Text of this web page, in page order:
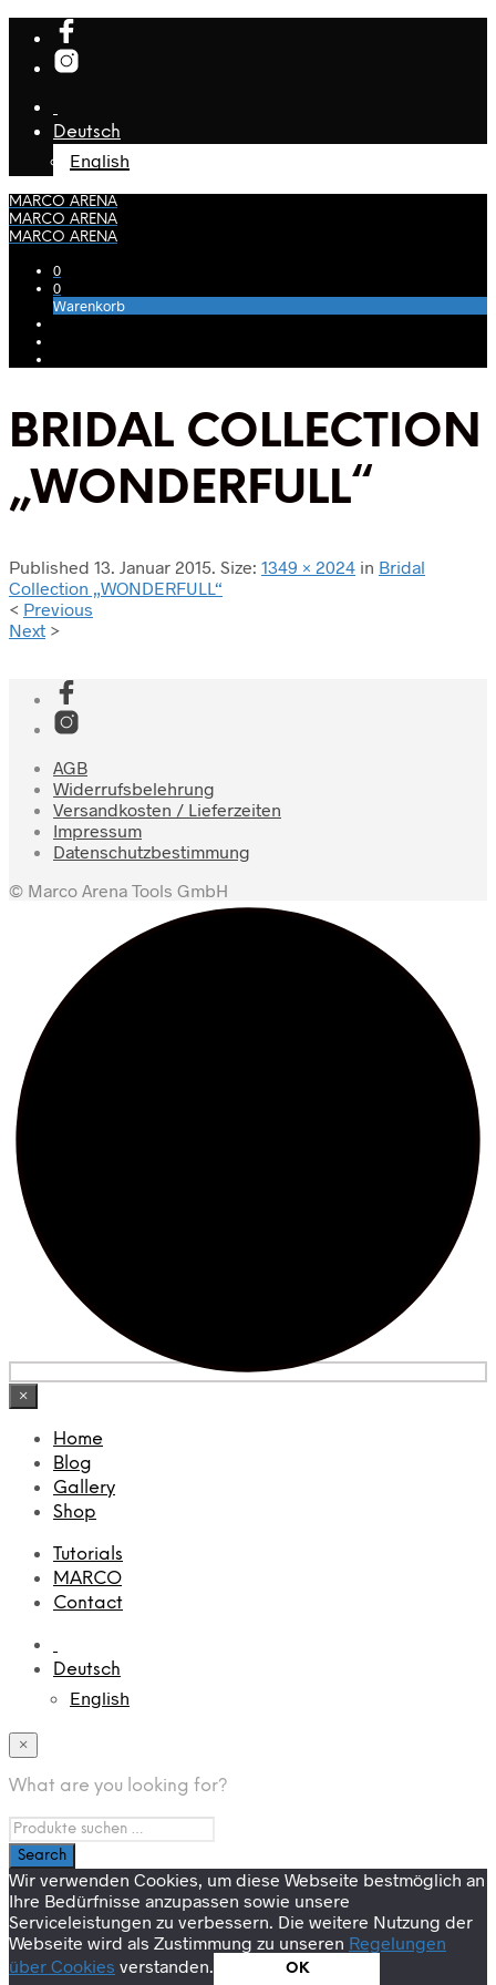
Deutsch
English
MARCO ARENA
MARCO ARENA
MARCO ARENA
0
0
Warenkorb
BRIDAL COLLECTION
„WONDERFULL“
Published 13. Januar 2015. Size: 1349 × 2024 in Bridal
Collection „WONDERFULL“
< Previous
Next >
AGB
Widerrufsbelehrung
Versandkosten / Lieferzeiten
Impressum
Datenschutzbestimmung
© Marco Arena Tools GmbH
×
Home
Blog
Gallery
Shop
Tutorials
MARCO
Contact
Deutsch
English
×
What are you looking for?
Wir verwenden Cookies, um diese Webseite bestmöglich an
Ihre Bedürfnisse anzupassen sowie unsere
Serviceleistungen zu verbessern. Die weitere Nutzung der
Webseite wird als Zustimmung zu unseren Regelungen
über Cookies verstanden. OK